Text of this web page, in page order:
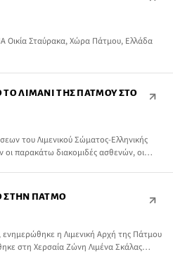
Οικία Σταύρακα, Χώρα Πάτμου, Ελλάδα
ΛΙΜΆΝΙ ΤΗΣ ΠΆΤΜΟΥ ΣΤΟ
του Λιμενικού Σώματος-Ελληνικής
παρακάτω διακομιδές ασθενών, οι
ΣΤΗΝ ΠΆΤΜΟ
η Λιμενική Αρχή της Πάτμου
στη Χερσαία Ζώνη Λιμένα Σκάλας